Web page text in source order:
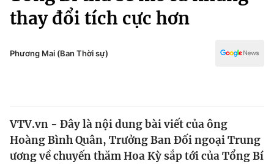
Chính trị
Thế giới
Truyền hình
Văn hóa - Giải trí
thay đổi tích cực hơn
Phương Mai (Ban Thời sự)
VTV.vn - Đây là nội dung bài viết của ông
Hoàng Bình Quân, Trưởng Ban Đối ngoại Trung
ương về chuyến thăm Hoa Kỳ sắp tới của Tổng Bí